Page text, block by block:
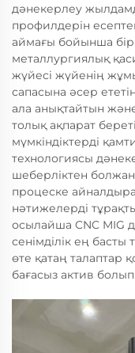
дәнекерлеу
профилдерін
аймағы бойынша
металлургиялық
жүйесі жүйенің
сапасына әсер
ала анықтайтын
толық ақпарат
мүмкіндіктерді
технологиясы
шеберліктен
процеске
нәтижелерді
осылайша CNC MIG
сенімділік ең
өте қатаң талаптар
бағасыз актив